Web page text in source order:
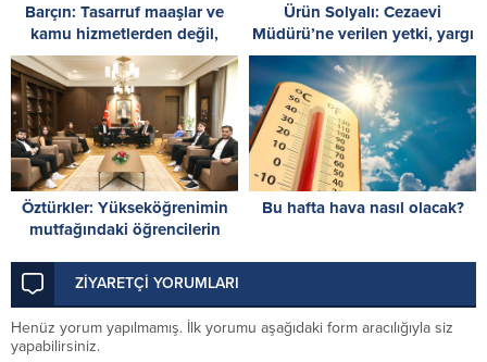
Barçın: Tasarruf maaşlar ve
kamu hizmetlerden değil,
harcama reformuyla
başlayacak
Ürün Solyalı: Cezaevi
Müdürü’ne verilen yetki, yargı
kararlarına müdahaledir
Öztürkler: Yükseköğrenimin
mutfağındaki öğrencilerin
kongre yapması önemli
Bu hafta hava nasıl olacak?
ZİYARETÇİ YORUMLARI
Henüz yorum yapılmamış. İlk yorumu aşağıdaki form aracılığıyla siz
yapabilirsiniz.